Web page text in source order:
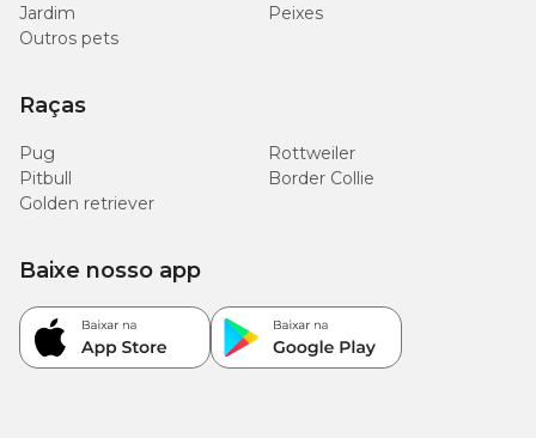
Jardim
Peixes
Outros pets
Raças
Pug
Rottweiler
Pitbull
Border Collie
Golden retriever
Baixe nosso app